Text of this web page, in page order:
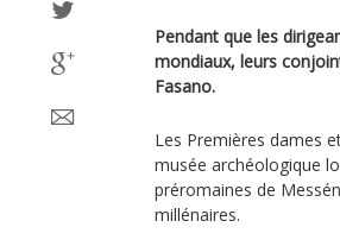
Pendant que les
mondiaux, leurs
Fasano.
Les Premières dames
musée archéologique
préromaines de
millénaires.